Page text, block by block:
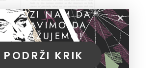
POMOZI NAM DA
NASTAVIMO DA
ISTRAŽUJEMO!
PODRŽI KRIK